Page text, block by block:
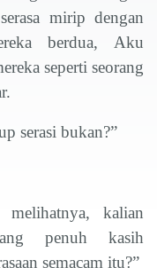
mirip dengan
berdua, Aku
seperti seorang
serasi bukan?”
kalian
penuh kasih
semacam itu?”